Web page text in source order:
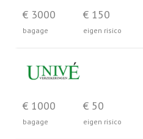
€ 3000
bagage
€ 150
eigen risico
€ 1000
bagage
€ 50
eigen risico